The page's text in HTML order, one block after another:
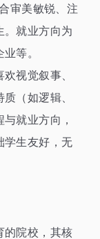
审美敏锐、注
。就业方向为
等。
视觉叙事、
（如逻辑、
就业方向，
学生友好，无
的院校，其核